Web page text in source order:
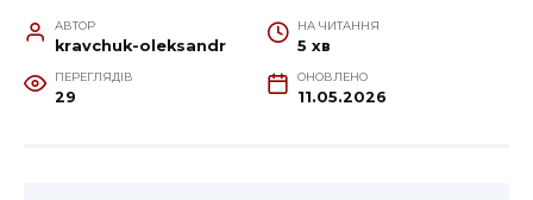
АВТОР
kravchuk-oleksandr
НА ЧИТАННЯ
5 хв
ПЕРЕГЛЯДІВ
29
ОНОВЛЕНО
11.05.2026